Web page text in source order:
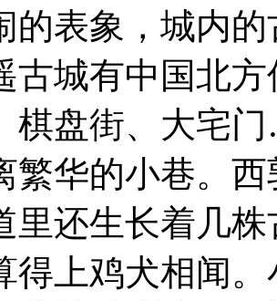
的表象，城内
古城有中国北
棋盘街、大宅
繁华的小巷。
里还生长着几
得上鸡犬相闻